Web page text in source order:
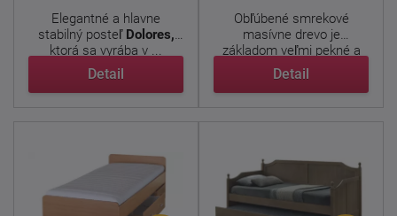
Elegantné a hlavne
stabilný posteľ Dolores,
ktorá sa vyrába v ...
Detail
Obľúbené smrekové
masívne drevo je
základom veľmi pekné a
jednoducho ...
Detail